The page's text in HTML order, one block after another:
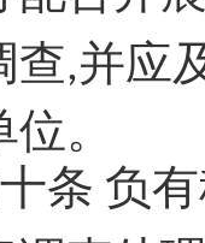
查,并应
。
条 负